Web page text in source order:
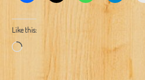
Like this:
Loading…